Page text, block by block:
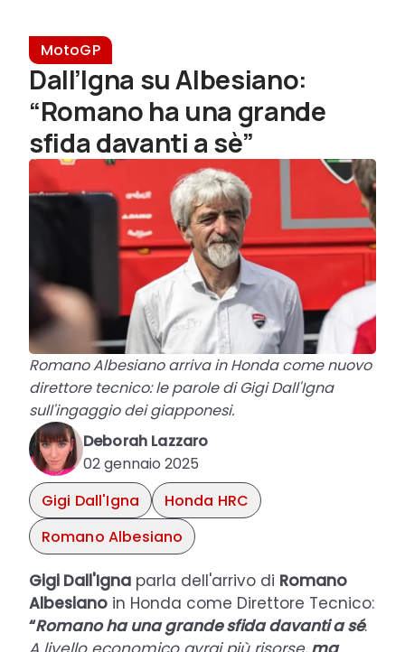
MotoGP
Dall’Igna su Albesiano:
“Romano ha una grande
sfida davanti a sè”
Romano Albesiano arriva in Honda come nuovo
direttore tecnico: le parole di Gigi Dall'Igna
sull'ingaggio dei giapponesi.
Deborah Lazzaro
02 gennaio 2025
Gigi Dall'Igna
Honda HRC
Romano Albesiano
Gigi Dall'Igna parla dell'arrivo di Romano
Albesiano in Honda come Direttore Tecnico:
“Romano ha una grande sfida davanti a sé.